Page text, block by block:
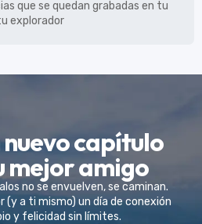
que se quedan grabadas en tu
explorador
nuevo capítulo
mejor amigo
no se envuelven, se caminan.
(y a ti mismo) un día de conexión
y felicidad sin límites.